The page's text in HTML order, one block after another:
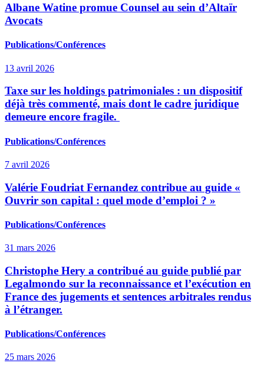
Albane Watine promue Counsel au sein d’Altaïr
Avocats
Publications/Conférences
13 avril 2026
Taxe sur les holdings patrimoniales : un dispositif
déjà très commenté, mais dont le cadre juridique
demeure encore fragile.
Publications/Conférences
7 avril 2026
Valérie Foudriat Fernandez contribue au guide «
Ouvrir son capital : quel mode d’emploi ? »
Publications/Conférences
31 mars 2026
Christophe Hery a contribué au guide publié par
Legalmondo sur la reconnaissance et l’exécution en
France des jugements et sentences arbitrales rendus
à l’étranger.
Publications/Conférences
25 mars 2026